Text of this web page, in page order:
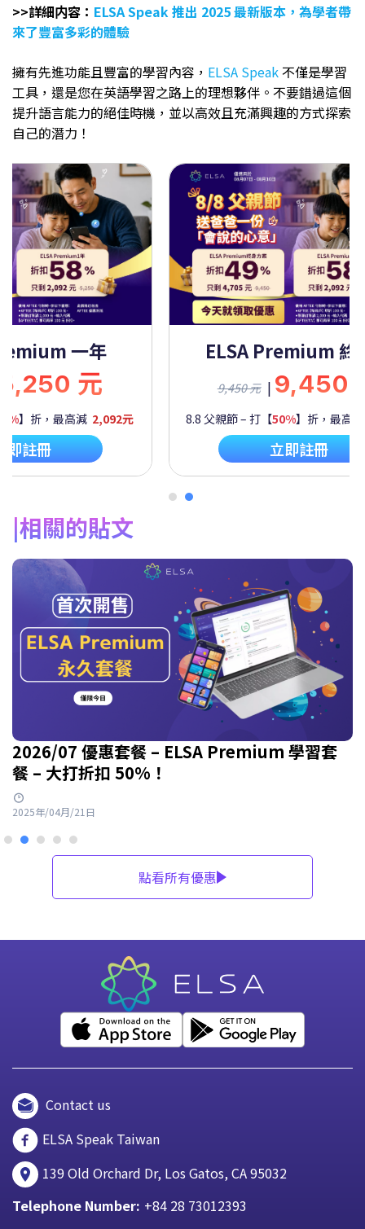
>>詳細内容： ELSA Speak 推出 2025 最新版本，為學者帶
來了豐富多彩的體驗
擁有先進功能且豐富的學習內容， ELSA Speak不僅是學習
工具，還是您在英語學習之路上的理想夥伴。不要錯過這個
提升語言能力的絕佳時機，並以高效且充滿興趣的方式探索
自己的潛力！
一年
元
】折，最高減 2,092元
即註冊
ELSA Premium 終
9,450 元 | 9,450
8.8 父親節 – 打【50%】折，最高
立即註冊
相關的貼文
2026/07 優惠套餐 – ELSA Premium 學習套
餐 – 大打折扣 50%！
2025年/04月/21日
點看所有優惠
Contact us
ELSA Speak Taiwan
139 Old Orchard Dr, Los Gatos, CA 95032
Telephone Number: +84 28 73012393